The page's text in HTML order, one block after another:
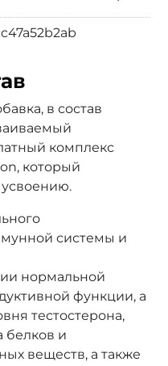
в состав
комплекс
который
системы и
нормальной
функции, а
тестостерона,
белков и
веществ, а также